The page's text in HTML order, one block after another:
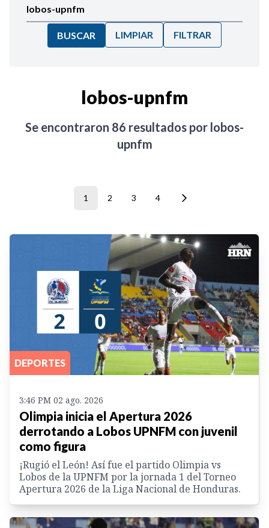
BUSCAR LIMPIAR FILTRAR
lobos-upnfm
Se encontraron 86 resultados por lobos-
upnfm
1 2 3 4
DEPORTES
3:46 PM 02 ago. 2026
Olimpia inicia el Apertura 2026
derrotando a Lobos UPNFM con juvenil
como figura
¡Rugió el León! Así fue el partido Olimpia vs
Lobos de la UPNFM por la jornada 1 del Torneo
Apertura 2026 de la Liga Nacional de Honduras.